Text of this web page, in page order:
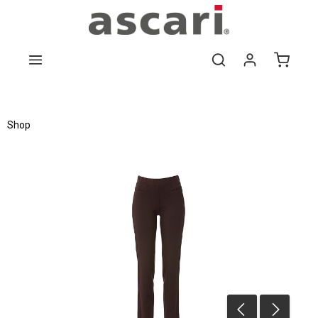
Zum Hauptinhalt springen
Shop